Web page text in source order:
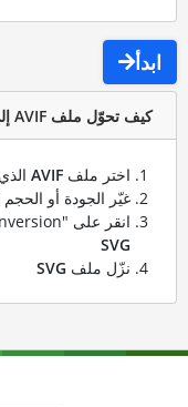
ابدأ
كيف تحوّل ملف AVIF إلى ملف SVG؟
اختر ملف AVIFالذي
غيّر الجودة أو الحجم
انقر على "Start conversion" لتحويل ملفك من
SVG
نزّل ملف SVG